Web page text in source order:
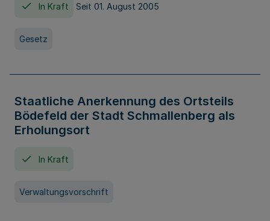
In Kraft Seit 01. August 2005
Gesetz
Staatliche Anerkennung des Ortsteils
Bödefeld der Stadt Schmallenberg als
Erholungsort
In Kraft
Verwaltungsvorschrift